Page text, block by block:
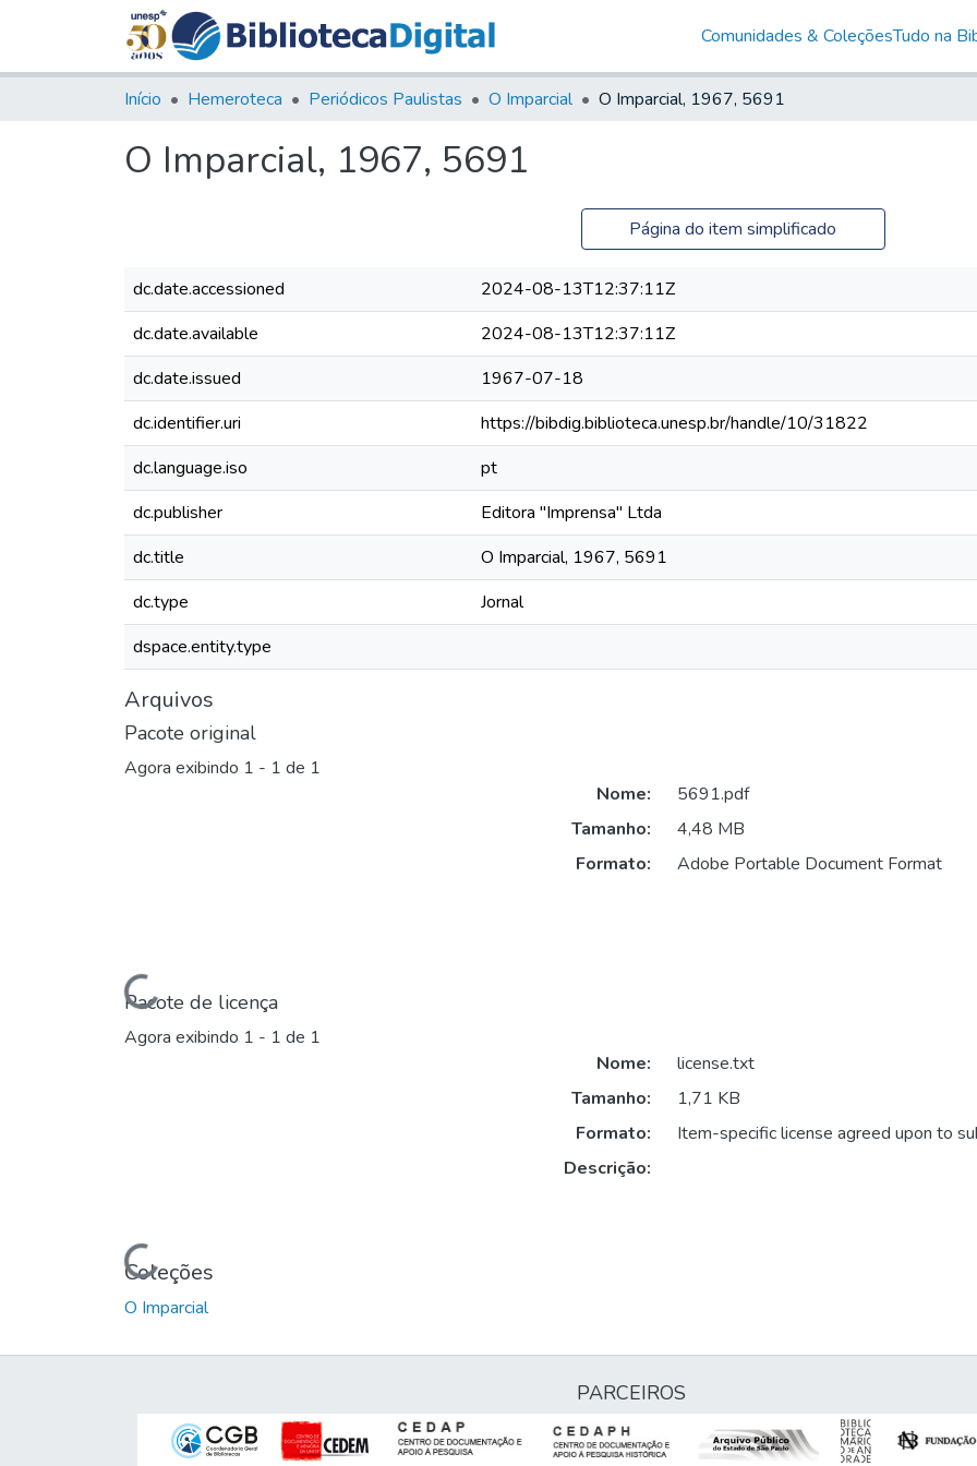
Comunidades & ColeçõesTudo na
Início Hemeroteca Periódicos Paulistas O Imparcial O Imparcial, 1967, 5691
O Imparcial, 1967, 5691
Página do item simplificado
dc.date.accessioned
2024-08-13T12:37:11Z
dc.date.available
2024-08-13T12:37:11Z
dc.date.issued
1967-07-18
dc.identifier.uri
https://bibdig.biblioteca.unesp.br/handle/10/31822
dc.language.iso
pt
dc.publisher
Editora "Imprensa" Ltda
dc.title
O Imparcial, 1967, 5691
dc.type
Jornal
dspace.entity.type
Arquivos
Pacote original
Agora exibindo 1 - 1 de 1
Carregando...
Nome:
5691.pdf
Tamanho:
4,48 MB
Formato:
Adobe Portable Document Format
Pacote de licença
Agora exibindo 1 - 1 de 1
Carregando...
Nome:
license.txt
Tamanho:
1,71 KB
Formato:
Item-specific license agreed upon to
Descrição:
Coleções
O Imparcial
PARCEIROS